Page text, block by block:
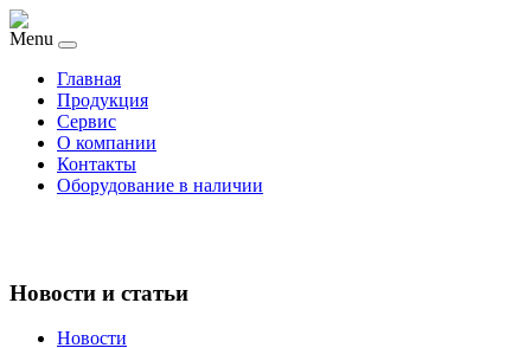
Menu
Главная
Продукция
Сервис
О компании
Контакты
Оборудование в наличии
Новости и статьи
Новости